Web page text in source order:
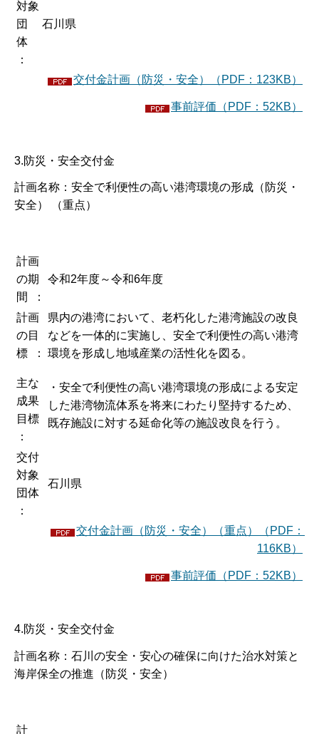
対象
団
体
：
石川県
交付金計画（防災・安全）（PDF：123KB）
事前評価（PDF：52KB）
3.防災・安全交付金
計画名称：安全で利便性の高い港湾環境の形成（防災・
安全） （重点）
計画
の期
間 ：
令和2年度～令和6年度
計画
の目
標 ：
県内の港湾において、老朽化した港湾施設の改良
などを一体的に実施し、安全で利便性の高い港湾
環境を形成し地域産業の活性化を図る。
主な
成果
目標
：
・安全で利便性の高い港湾環境の形成による安定
した港湾物流体系を将来にわたり堅持するため、
既存施設に対する延命化等の施設改良を行う。
交付
対象
団体
：
石川県
交付金計画（防災・安全）（重点）（PDF：
116KB）
事前評価（PDF：52KB）
4.防災・安全交付金
計画名称：石川の安全・安心の確保に向けた治水対策と
海岸保全の推進（防災・安全）
計